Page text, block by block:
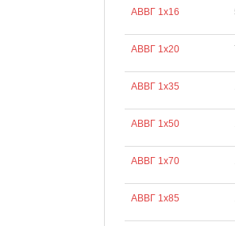
АВВГ 1х16
АВВГ 1х20
АВВГ 1х35
АВВГ 1х50
АВВГ 1х70
АВВГ 1х85